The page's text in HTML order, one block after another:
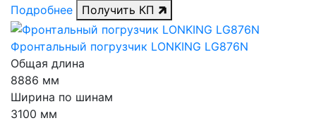
Подробнее
Получить КП
Фронтальный погрузчик LONKING LG876N
Общая длина
8886 мм
Ширина по шинам
3100 мм